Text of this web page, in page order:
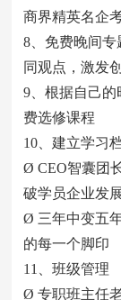
商界精英名企
8、免费晚间
同观点，激发
9、根据自己
费选修课程
10、建立学习
Ø CEO智囊团
破学员企业发
Ø 三年中变五
的每一个脚印
11、班级管理
Ø 专职班主任